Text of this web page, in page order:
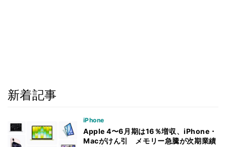
新着記事
iPhone
Apple 4〜6月期は16％増収、iPhone・
Macがけん引 メモリー急騰が次期業績